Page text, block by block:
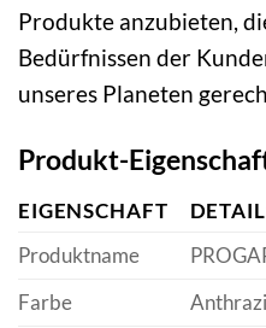
Produkte anzubieten,
Bedürfnissen der
unseres Planeten
Produkt-
EIGENSCHAFT
Produktname
Farbe